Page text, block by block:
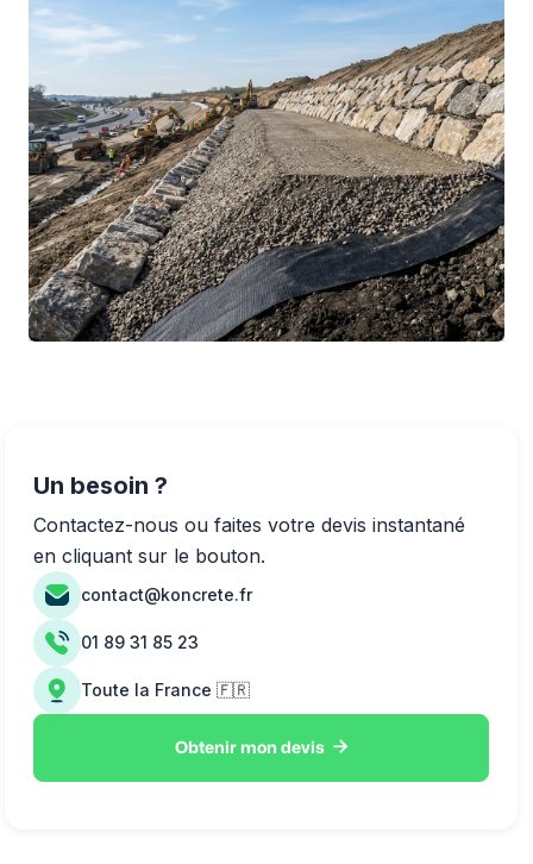
Un besoin ?
Contactez-nous ou faites votre devis instantané
en cliquant sur le bouton.
contact@koncrete.fr
01 89 31 85 23
Toute la France 🇫🇷
Obtenir mon devis 